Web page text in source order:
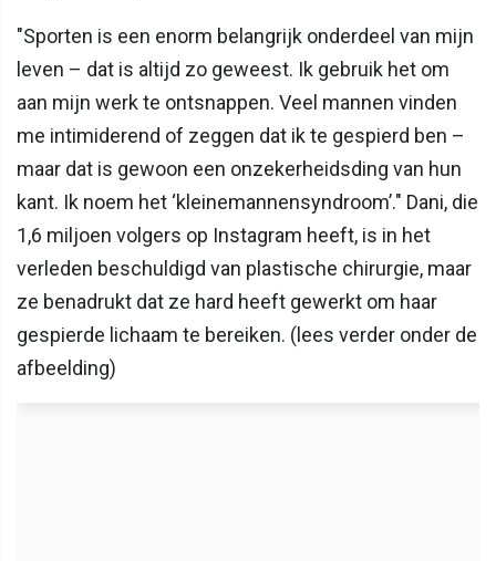
"Sporten is een enorm belangrijk onderdeel van mijn
leven – dat is altijd zo geweest. Ik gebruik het om
aan mijn werk te ontsnappen. Veel mannen vinden
me intimiderend of zeggen dat ik te gespierd ben –
maar dat is gewoon een onzekerheidsding van hun
kant. Ik noem het ‘kleinemannensyndroom’." Dani, die
1,6 miljoen volgers op Instagram heeft, is in het
verleden beschuldigd van plastische chirurgie, maar
ze benadrukt dat ze hard heeft gewerkt om haar
gespierde lichaam te bereiken. (lees verder onder de
afbeelding)